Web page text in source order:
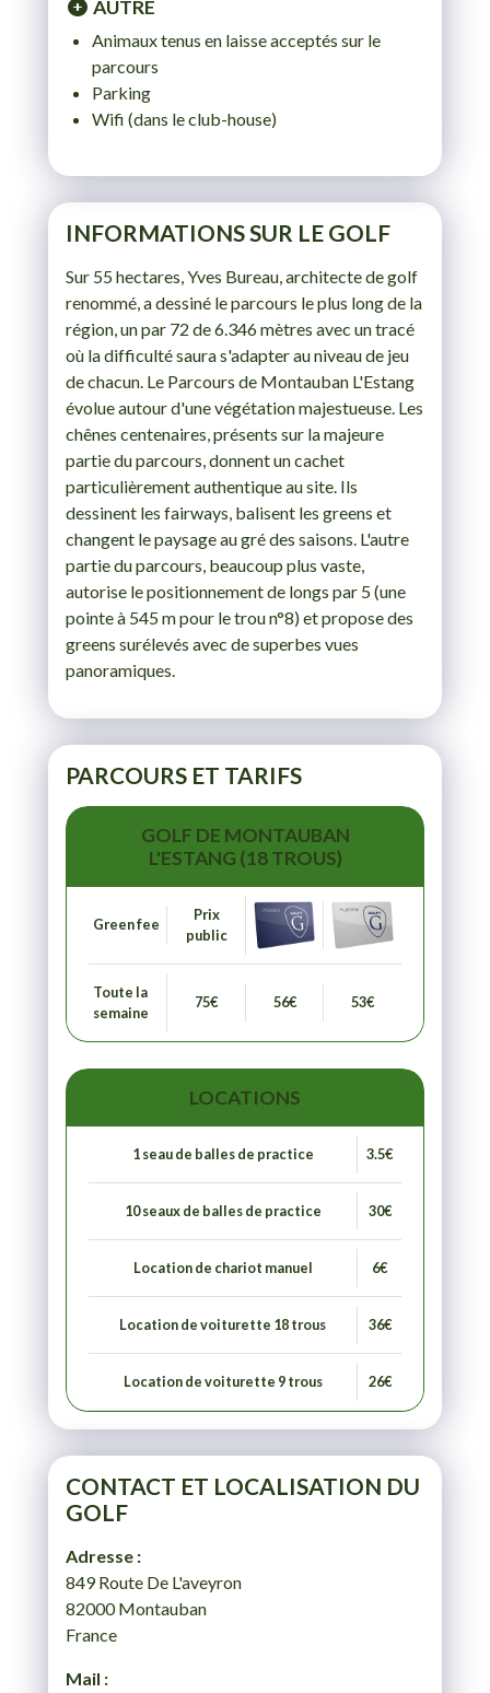
INFORMATIONS SUR LE GOLF
Sur 55 hectares, Yves Bureau, architecte de golf
renommé, a dessiné le parcours le plus long de la
région, un par 72 de 6.346 mètres avec un tracé
où la difficulté saura s'adapter au niveau de jeu
de chacun. Le Parcours de Montauban L'Estang
évolue autour d'une végétation majestueuse. Les
chênes centenaires, présents sur la majeure
partie du parcours, donnent un cachet
particulièrement authentique au site. Ils
dessinent les fairways, balisent les greens et
changent le paysage au gré des saisons. L'autre
partie du parcours, beaucoup plus vaste,
autorise le positionnement de longs par 5 (une
pointe à 545 m pour le trou n°8) et propose des
greens surélevés avec de superbes vues
panoramiques.
PARCOURS ET TARIFS
GOLF DE MONTAUBAN
L'ESTANG (18 TROUS)
Green fee
Prix
public
Toute la
semaine
75€ 56€ 53€
LOCATIONS
1 seau de balles de practice 3.5€
10 seaux de balles de practice 30€
Location de chariot manuel 6€
Location de voiturette 18 trous 36€
Location de voiturette 9 trous 26€
CONTACT ET LOCALISATION DU
GOLF
Adresse :
849 Route De L'aveyron
82000 Montauban
France
Mail :
DIM. 30 AOÛT 2026
AUTRE
Animaux tenus en laisse acceptés sur le
parcours
Parking
Wifi (dans le club-house)